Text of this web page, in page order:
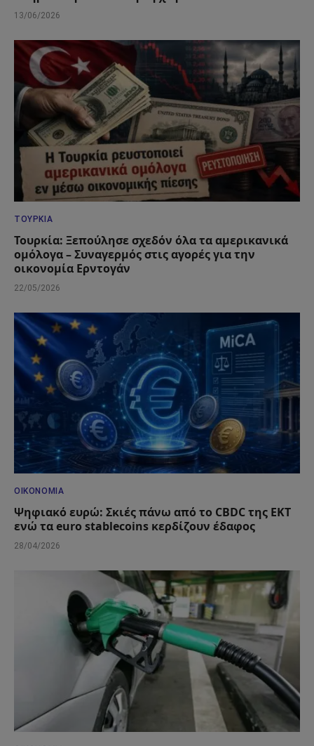
13/06/2026
ΤΟΥΡΚΊΑ
Τουρκία: Ξεπούλησε σχεδόν όλα τα αμερικανικά
ομόλογα – Συναγερμός στις αγορές για την
οικονομία Ερντογάν
22/05/2026
ΟΙΚΟΝΟΜΊΑ
Ψηφιακό ευρώ: Σκιές πάνω από το CBDC της ΕΚΤ
ενώ τα euro stablecoins κερδίζουν έδαφος
28/04/2026